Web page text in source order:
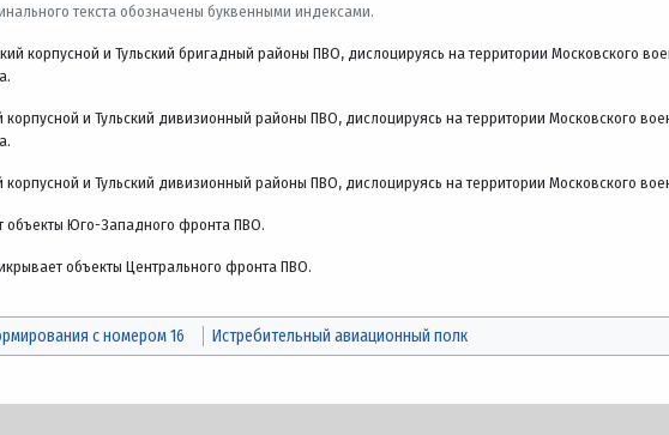
текста обозначены буквенными индексами.
корпусной и Тульский бригадный районы ПВО, дислоцируясь на территории Московского
корпусной и Тульский дивизионный районы ПВО, дислоцируясь на территории Московского
корпусной и Тульский дивизионный районы ПВО, дислоцируясь на территории Московского
объекты Юго-Западного фронта ПВО.
объекты Центрального фронта ПВО.
с номером 16 Истребительный авиационный полк